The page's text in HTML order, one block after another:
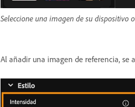
Seleccione una imagen de su dispositivo
Al añadir una imagen de referencia, se